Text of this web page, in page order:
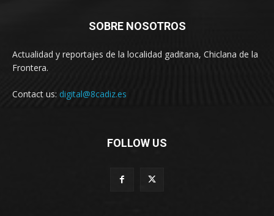
SOBRE NOSOTROS
Actualidad y reportajes de la localidad gaditana, Chiclana de la
Frontera.
Contact us: digital@8cadiz.es
FOLLOW US